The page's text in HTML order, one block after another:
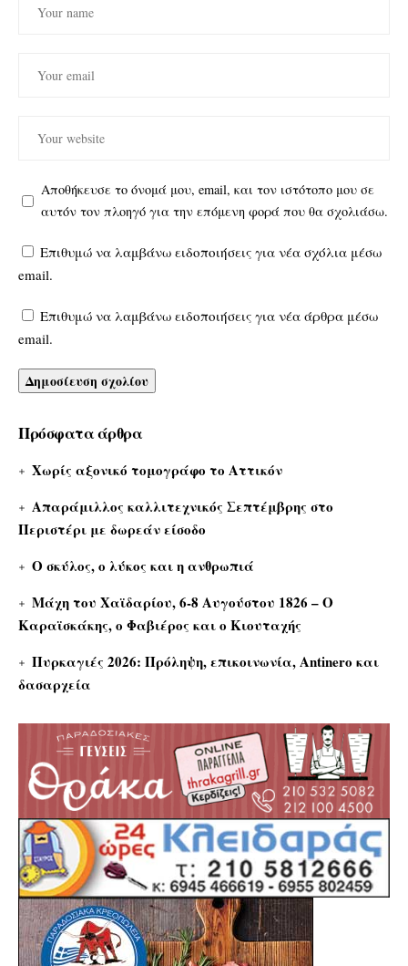
Αποθήκευσε το όνομά μου, email, και τον ιστότοπο μου σε
αυτόν τον πλοηγό για την επόμενη φορά που θα σχολιάσω.
Επιθυμώ να λαμβάνω ειδοποιήσεις για νέα σχόλια μέσω
email.
Επιθυμώ να λαμβάνω ειδοποιήσεις για νέα άρθρα μέσω
email.
Πρόσφατα άρθρα
Χωρίς αξονικό τομογράφο το Αττικόν
Απαράμιλλος καλλιτεχνικός Σεπτέμβρης στο
Περιστέρι με δωρεάν είσοδο
Ο σκύλος, ο λύκος και η ανθρωπιά
Μάχη του Χαϊδαρίου, 6-8 Αυγούστου 1826 – Ο
Καραϊσκάκης, ο Φαβιέρος και ο Κιουταχής
Πυρκαγιές 2026: Πρόληψη, επικοινωνία, Antinero και
δασαρχεία